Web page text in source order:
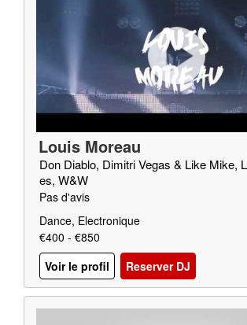
Louis Moreau
Don Diablo, Dimitri Vegas & Like Mike,
es, W&W
Pas d'avis
Dance, Electronique
€400 - €850
Voir le profil
Reserver DJ